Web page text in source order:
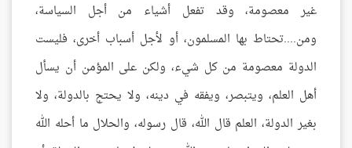
غير معصومة، وقد تفعل أشياء من أجل السياسة،
ومن....تحتاط بها المسلمون، أو لأجل أسباب أخرى، فليست
الدولة معصومة من كل شيء، ولكن على المؤمن أن يسأل
أهل العلم، ويتبصر، ويفقه في دينه، ولا يحتج بالدولة، ولا
بغير الدولة، العلم قال الله، قال رسوله، والحلال ما أحله الله